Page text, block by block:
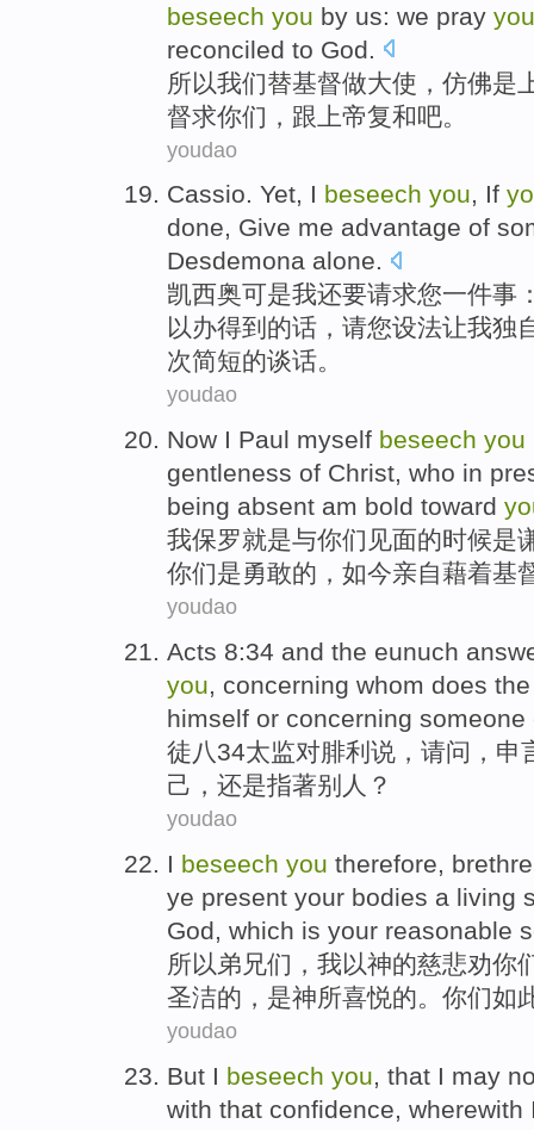
beseech you by us: we pray you
reconciled to God.
所以我们替基督做大使 ， 仿佛是
督求你们 ， 跟 上帝复和吧。
youdao
Cassio. Yet, I beseech you, If
done, Give me advantage of
Desdemona alone.
凯西奥可是我还要请求您一件事
以办得到的话，请您设法让我独
次简短的谈话。
youdao
Now I Paul myself beseech you
gentleness of Christ, who in
being absent am bold toward
我保罗就是与你们 见面的时候是
你们是勇敢的， 如今亲自藉着基
youdao
Acts 8:34 and the eunuch
you, concerning whom does
himself or concerning someone
徒八34太监对腓利 说 ， 请问 ， 申
己 ， 还是指著别人？
youdao
I beseech you therefore,
ye present your bodies a living
God, which is your reasonable
所以 弟兄们 ， 我以神的慈悲劝你
圣洁的 ，是神所喜悦的。你们如
youdao
But I beseech you , that I may
with that confidence,